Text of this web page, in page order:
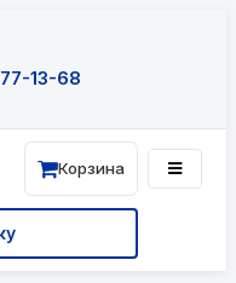
13-68
Корзина